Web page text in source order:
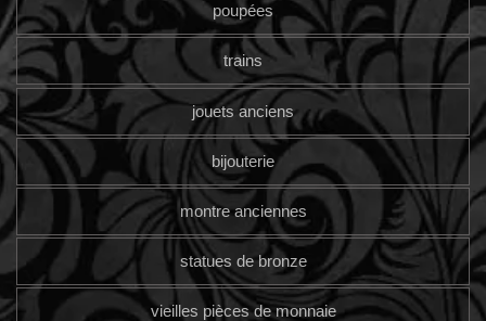
poupées
trains
jouets anciens
bijouterie
montre anciennes
statues de bronze
vieilles pièces de monnaie